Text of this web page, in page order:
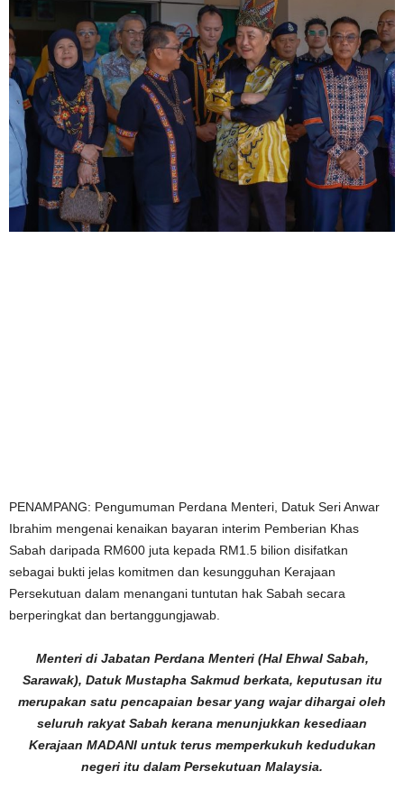
PENAMPANG: Pengumuman Perdana Menteri, Datuk Seri Anwar
Ibrahim mengenai kenaikan bayaran interim Pemberian Khas
Sabah daripada RM600 juta kepada RM1.5 bilion disifatkan
sebagai bukti jelas komitmen dan kesungguhan Kerajaan
Persekutuan dalam menangani tuntutan hak Sabah secara
berperingkat dan bertanggungjawab.
Menteri di Jabatan Perdana Menteri (Hal Ehwal Sabah,
Sarawak), Datuk Mustapha Sakmud berkata, keputusan itu
merupakan satu pencapaian besar yang wajar dihargai oleh
seluruh rakyat Sabah kerana menunjukkan kesediaan
Kerajaan MADANI untuk terus memperkukuh kedudukan
negeri itu dalam Persekutuan Malaysia.